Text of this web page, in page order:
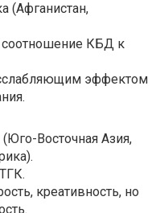
(Афганистан,
КБД к
эффектом
Восточная Азия,
креативность, но